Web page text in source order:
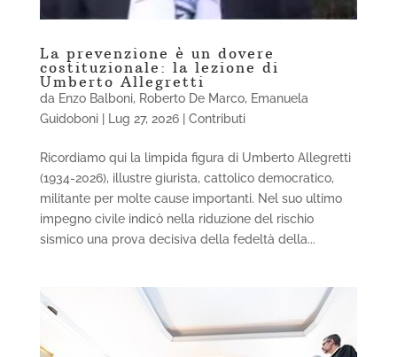
La prevenzione è un dovere
costituzionale: la lezione di
Umberto Allegretti
da Enzo Balboni, Roberto De Marco, Emanuela
Guidoboni| Lug 27, 2026| Contributi
Ricordiamo qui la limpida figura di Umberto Allegretti
(1934-2026), illustre giurista, cattolico democratico,
militante per molte cause importanti. Nel suo ultimo
impegno civile indicò nella riduzione del rischio
sismico una prova decisiva della fedeltà della...